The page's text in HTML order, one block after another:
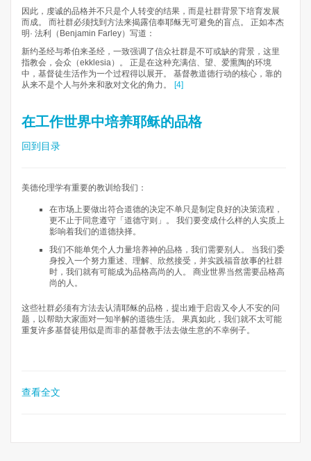
因此，虔诚的品格并不只是个人转变的结果，而是社群背景下培育发展
而成。 而社群必须找到方法来揭露信奉耶稣无可避免的盲点。 正如本杰
明· 法利（Benjamin Farley）写道：
新约圣经与希伯来圣经，一致强调了信众社群是不可或缺的背景，这里
指教会，会众（ekklesia）。 正是在这种充满信、望、爱熏陶的环境
中，基督徒生活作为一个过程得以展开。 基督教道德行动的核心，靠的
从来不是个人与外来和敌对文化的角力。
[4]
在工作世界中培养耶稣的品格
回到目录
美德伦理学有重要的教训给我们：
在市场上要做出符合道德的决定不单只是制定良好的决策流程，
更不止于同意遵守「道德守则」。 我们要变成什么样的人实质上
影响着我们的道德抉择。
我们不能单凭个人力量培养神的品格，我们需要别人。 当我们委
身投入一个努力重述、理解、欣然接受，并实践福音故事的社群
时，我们就有可能成为品格高尚的人。 商业世界当然需要品格高
尚的人。
这些社群必须有方法去认清耶稣的品格，提出难于启齿又令人不安的问
题，以帮助大家面对一知半解的道德生活。 果真如此，我们就不太可能
重复许多基督徒用似是而非的基督教手法去做生意的不幸例子。
查看全文